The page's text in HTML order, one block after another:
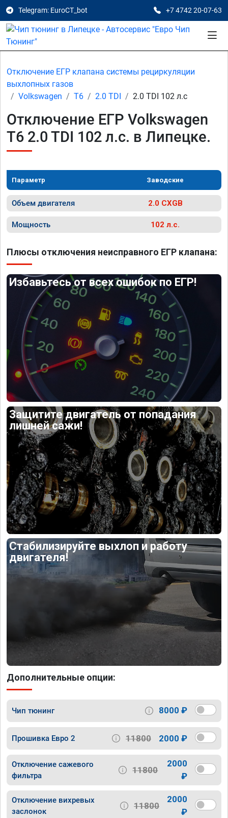
Telegram: EuroCT_bot +7 4742 20-07-63
Отключение ЕГР клапана системы рециркуляции
выхлопных газов
Volkswagen
T6 2.0 TDI 2.0 TDI 102 л.с
Отключение ЕГР Volkswagen
T6 2.0 TDI 102 л.с. в Липецке.
Параметр Заводские
Объем двигателя 2.0 CXGB
Мощность 102 л.с.
Плюсы отключения неисправного ЕГР клапана:
Избавьтесь от всех ошибок по ЕГР!
Защитите двигатель от попадания
лишней сажи!
Стабилизируйте выхлоп и работу
двигателя!
Дополнительные опции:
Чип тюнинг 8000 ₽
Прошивка Евро 2 11800 2000 ₽
Отключение сажевого
фильтра
11800
2000
₽
Отключение вихревых
заслонок
11800
2000
₽